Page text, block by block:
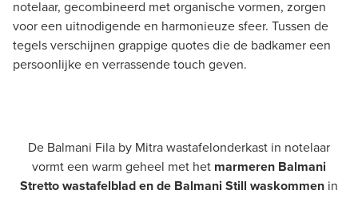
notelaar, gecombineerd met organische vormen, zorgen
voor een uitnodigende en harmonieuze sfeer. Tussen de
tegels verschijnen grappige quotes die de badkamer een
persoonlijke en verrassende touch geven.
De Balmani Fila by Mitra wastafelonderkast in notelaar
vormt een warm geheel met het marmeren Balmani
Stretto wastafelblad en de Balmani Still waskommen in